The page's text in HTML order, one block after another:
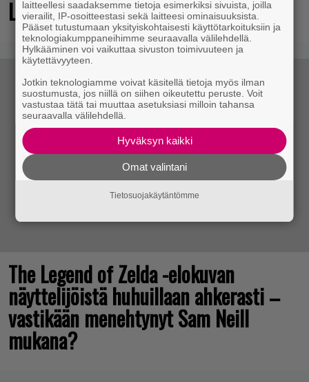
Live -tapahtumassa
The Legend of Zelda -elokuvan
näyttelijöistä huhuillaan ahkerasti –
vastikään menehtynyt Sam Neill
mukana?
laitteellesi saadaksemme tietoja esimerkiksi sivuista, joilla
vierailit, IP-osoitteestasi sekä laitteesi ominaisuuksista.
Pääset tutustumaan yksityiskohtaisesti käyttötarkoituksiin ja
teknologiakumppaneihimme seuraavalla välilehdellä.
Hylkääminen voi vaikuttaa sivuston toimivuuteen ja
käytettävyyteen.
Jotkin teknologiamme voivat käsitellä tietoja myös ilman
suostumusta, jos niillä on siihen oikeutettu peruste. Voit
vastustaa tätä tai muuttaa asetuksiasi milloin tahansa
seuraavalla välilehdellä.
Hyväksyn kaikki
Omat valintani
Tietosuojakäytäntömme